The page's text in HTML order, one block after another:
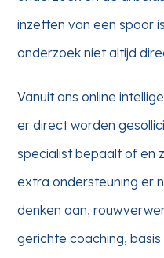
inzetten van een spoor
onderzoek niet altijd
Vanuit ons online
er direct worden
specialist bepaalt of en
extra ondersteuning er
denken aan,
gerichte coaching,